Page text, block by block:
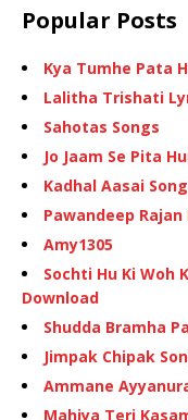
Popular Posts
Kya Tumhe Pata
Lalitha Trishati
Sahotas Songs
Jo Jaam Se Pita
Kadhal Aasai
Pawandeep
Amy1305
Sochti Hu Ki Woh
Download
Shudda Bramha
Jimpak Chipak
Ammane
Mahiya Teri